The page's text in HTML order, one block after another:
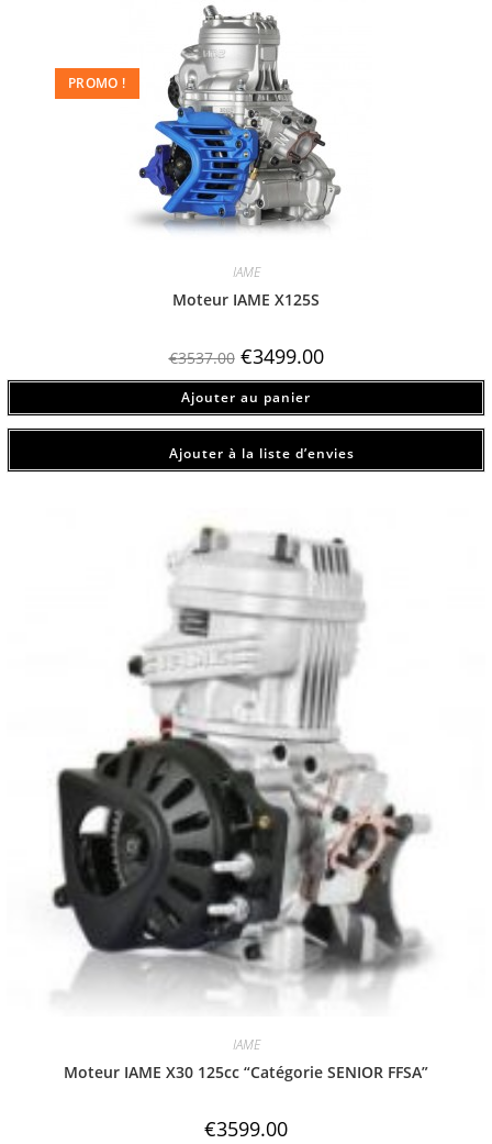
PROMO !
IAME
Moteur IAME X125S
€3537.00 €3499.00
Ajouter au panier
Ajouter à la liste d’envies
IAME
Moteur IAME X30 125cc “Catégorie SENIOR FFSA”
€3599.00